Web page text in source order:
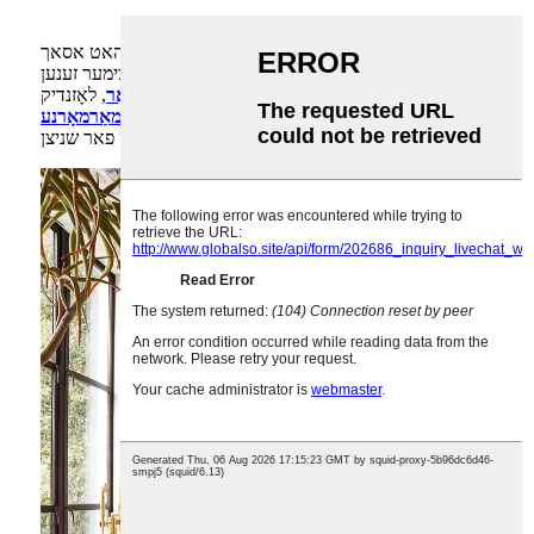
דאס עלעגאנטע הויז אין לאס אנדזשעלעס האט אסאך
נאטירלעכע מירמלשטיין. די שויער און סאנע צימער זענען
קאַלאַקאַטאַ וויאָלאַ מאַרמאָר, לאָזנדיק
מאַרמאָר זיך גאָר אויסדריקן. פֿאַר דעם מאָנאָבלאָק מאַרמאָרנע
וואַנע, אן איינציקער בלאק שטיין ווערט גענוצט פאר שניצן.